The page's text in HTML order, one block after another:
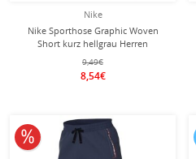
Nike
Nike Sporthose Graphic Woven
Short kurz hellgrau Herren
9,49€
8,54€
10% reduziert